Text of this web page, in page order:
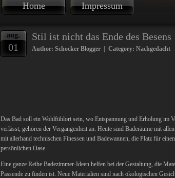
Home Impressum
aug.
01
Stil ist nicht das Ende des Besens
Author: Schocker Blogger | Category: Nachgedacht
Das Bad soll ein Wohlfühlort sein, wo Entspannung und Erholung im
verlässt, gehören der Vergangenheit an. Heute sind Baderäume mit
mit allerhand technischen Finessen und Badewannen, die Platz für
persönlichen Oase.
Eine ganze Reihe Badezimmer-Ideen helfen bei der Gestaltung, die
Passende zu finden ist. Neue Materialien sind nach ökologischen